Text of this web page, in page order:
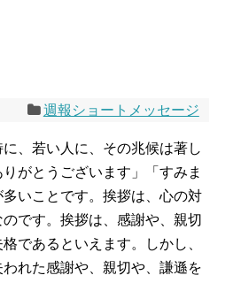
週報ショートメッセージ
、若い人に、その兆候は著し
がとうございます」「すみま
いことです。挨拶は、心の対
です。挨拶は、感謝や、親切
であるといえます。しかし、
れた感謝や、親切や、謙遜を